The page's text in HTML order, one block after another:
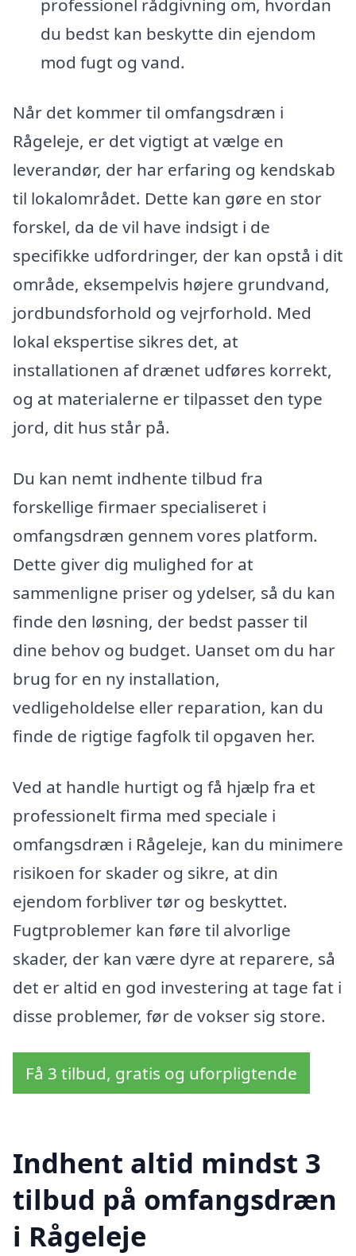
professionel rådgivning om, hvordan
du bedst kan beskytte din ejendom
mod fugt og vand.
Når det kommer til omfangsdræn i
Rågeleje, er det vigtigt at vælge en
leverandør, der har erfaring og kendskab
til lokalområdet. Dette kan gøre en stor
forskel, da de vil have indsigt i de
specifikke udfordringer, der kan opstå i dit
område, eksempelvis højere grundvand,
jordbundsforhold og vejrforhold. Med
lokal ekspertise sikres det, at
installationen af drænet udføres korrekt,
og at materialerne er tilpasset den type
jord, dit hus står på.
Du kan nemt indhente tilbud fra
forskellige firmaer specialiseret i
omfangsdræn gennem vores platform.
Dette giver dig mulighed for at
sammenligne priser og ydelser, så du kan
finde den løsning, der bedst passer til
dine behov og budget. Uanset om du har
brug for en ny installation,
vedligeholdelse eller reparation, kan du
finde de rigtige fagfolk til opgaven her.
Ved at handle hurtigt og få hjælp fra et
professionelt firma med speciale i
omfangsdræn i Rågeleje, kan du minimere
risikoen for skader og sikre, at din
ejendom forbliver tør og beskyttet.
Fugtproblemer kan føre til alvorlige
skader, der kan være dyre at reparere, så
det er altid en god investering at tage fat i
disse problemer, før de vokser sig store.
Få 3 tilbud, gratis og uforpligtende
Indhent altid mindst 3
tilbud på omfangsdræn
i Rågeleje